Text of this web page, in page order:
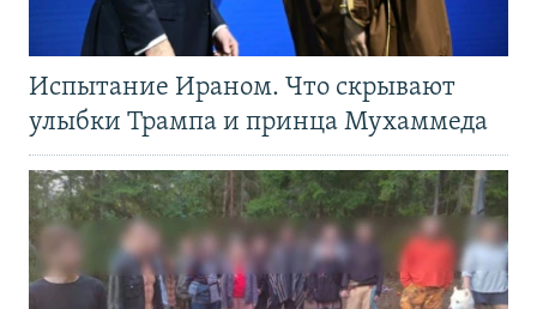
Испытание Ираном. Что скрывают
улыбки Трампа и принца Мухаммеда